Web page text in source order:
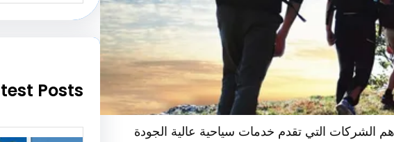
الشركات التي تقدم خدمات سياحية عالية الجودة
a
r
Posts